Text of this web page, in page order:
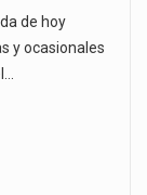
de hoy
y ocasionales